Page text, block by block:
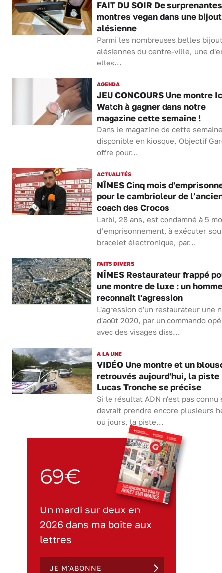
FAIT DU SOIR De surprenantes
montres vegan dans une
alésienne
Parmi les nombreuses belles
alésiennes du centre-ville, une
elles...
AGENDA
JEU CONCOURS Une montre
Watch à gagner dans notre
magazine cette semaine !
Dans le magazine de cette
disponible en kiosque, Objectif
offre pour...
ACTUALITÉS
NÎMES Cinq mois
pour le cambrioleur de
coach des Crocos
Larbi, 28 ans, est condamné à 5
d’emprisonnement, à exécuter
bracelet électronique, par...
FAITS DIVERS
NÎMES Restaurateur frappé
une montre de luxe : un homme
reconnaît l'agression
L'agression d'un restaurateur une
d'août 2020, par un commando
avec des visages diss...
A LA UNE
VIDÉO Une montre et un
retrouvés aujourd'hui, la piste
Lucas Tronche se précise
Si le résultat ADN n'est pas connu
devrait prendre encore plusieurs
ou jours, la piste...
69€
Un mardi sur deux en
2026 dans ma boite aux
lettres
JE M'ABONNE